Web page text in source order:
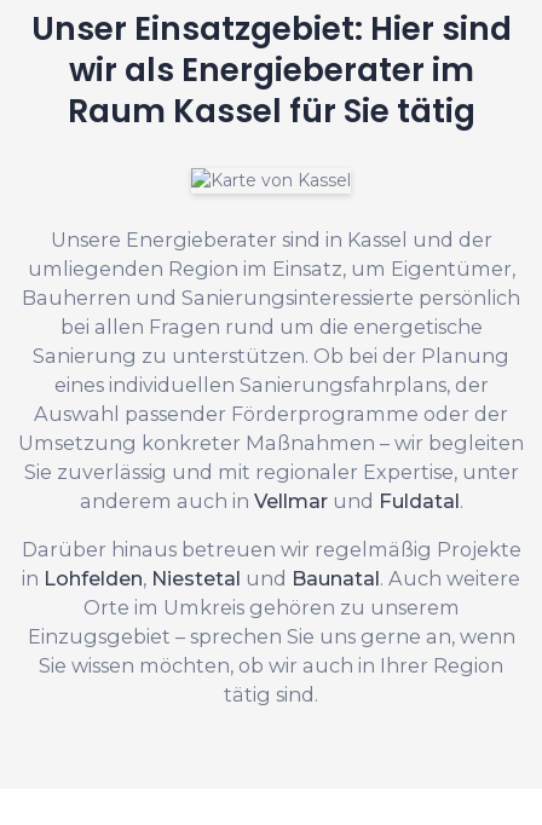
Unser Einsatzgebiet: Hier sind
wir als Energieberater im
Raum Kassel für Sie tätig
Unsere Energieberater sind in Kassel und der
umliegenden Region im Einsatz, um Eigentümer,
Bauherren und Sanierungsinteressierte persönlich
bei allen Fragen rund um die energetische
Sanierung zu unterstützen. Ob bei der Planung
eines individuellen Sanierungsfahrplans, der
Auswahl passender Förderprogramme oder der
Umsetzung konkreter Maßnahmen – wir begleiten
Sie zuverlässig und mit regionaler Expertise, unter
anderem auch in Vellmarund Fuldatal.
Darüber hinaus betreuen wir regelmäßig Projekte
in Lohfelden, Niestetal und Baunatal. Auch weitere
Orte im Umkreis gehören zu unserem
Einzugsgebiet – sprechen Sie uns gerne an, wenn
Sie wissen möchten, ob wir auch in Ihrer Region
tätig sind.